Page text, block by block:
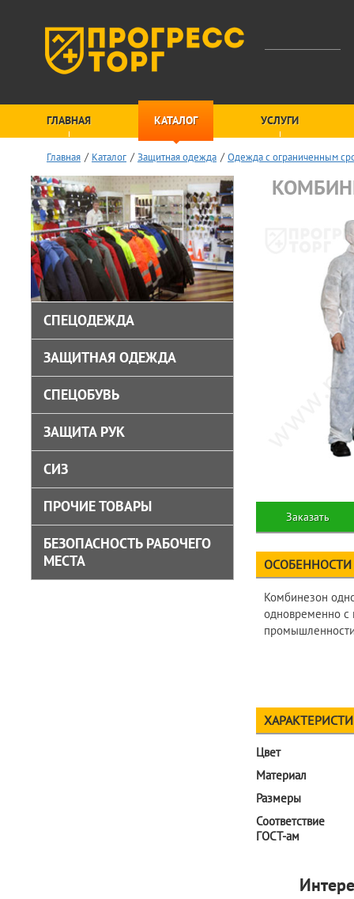
ГЛАВНАЯ КАТАЛОГ УСЛУГИ
Главная Каталог Защитная одежда Одежда с ограниченным
СПЕЦОДЕЖДА
ЗАЩИТНАЯ ОДЕЖДА
СПЕЦОБУВЬ
ЗАЩИТА РУК
СИЗ
ПРОЧИЕ ТОВАРЫ
БЕЗОПАСНОСТЬ РАБОЧЕГО
МЕСТА
Заказать
Комбинезон
одновременно с
Цвет
Материал
Размеры
Соответствие
ГОСТ-ам